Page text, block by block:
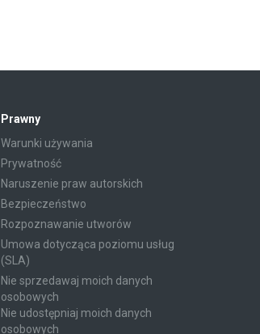
Prawny
Warunki używania
Prywatność
Naruszenie praw autorskich
Bezpieczeństwo
Rozpoznawanie utworów
Umowa dotycząca poziomu usług
(SLA)
Nie sprzedawaj moich danych
osobowych
Nie udostępniaj moich danych
osobowych